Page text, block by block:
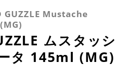
GUZZLE Mustache
ムスタッシ
タ 145ml (MG)